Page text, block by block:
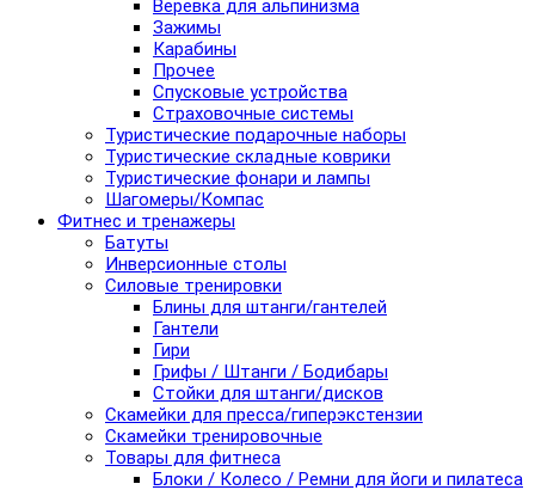
Веревка для альпинизма
Зажимы
Карабины
Прочее
Спусковые устройства
Страховочные системы
Туристические подарочные наборы
Туристические складные коврики
Туристические фонари и лампы
Шагомеры/Компас
Фитнес и тренажеры
Батуты
Инверсионные столы
Силовые тренировки
Блины для штанги/гантелей
Гантели
Гири
Грифы / Штанги / Бодибары
Стойки для штанги/дисков
Скамейки для пресса/гиперэкстензии
Скамейки тренировочные
Товары для фитнеса
Блоки / Колесо / Ремни для йоги и пилатеса